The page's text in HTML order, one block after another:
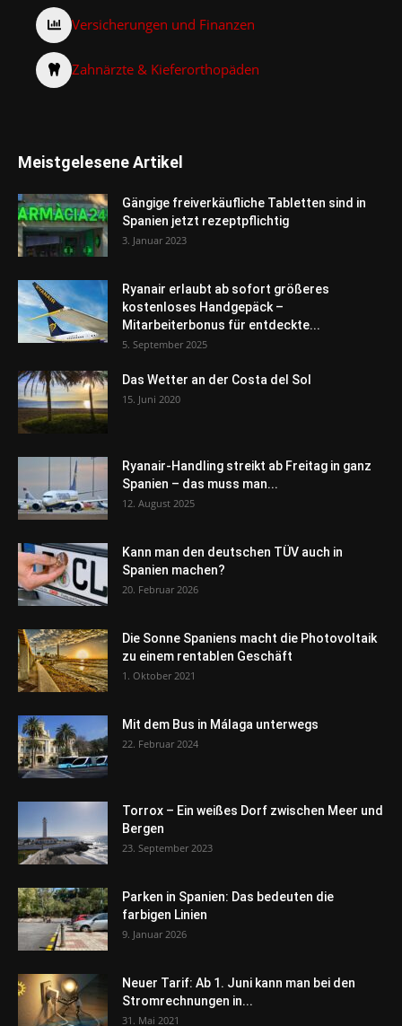
Versicherungen und Finanzen
Zahnärzte & Kieferorthopäden
Meistgelesene Artikel
Gängige freiverkäufliche Tabletten sind in
Spanien jetzt rezeptpflichtig
3. Januar 2023
Ryanair erlaubt ab sofort größeres
kostenloses Handgepäck –
Mitarbeiterbonus für entdeckte...
5. September 2025
Das Wetter an der Costa del Sol
15. Juni 2020
Ryanair-Handling streikt ab Freitag in ganz
Spanien – das muss man...
12. August 2025
Kann man den deutschen TÜV auch in
Spanien machen?
20. Februar 2026
Die Sonne Spaniens macht die Photovoltaik
zu einem rentablen Geschäft
1. Oktober 2021
Mit dem Bus in Málaga unterwegs
22. Februar 2024
Torrox – Ein weißes Dorf zwischen Meer und
Bergen
23. September 2023
Parken in Spanien: Das bedeuten die
farbigen Linien
9. Januar 2026
Neuer Tarif: Ab 1. Juni kann man bei den
Stromrechnungen in...
31. Mai 2021